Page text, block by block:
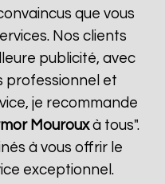
que vous
Nos clients
publicité, avec
professionnel et
je recommande
Mourouxà tous".
à vous offrir le
exceptionnel.